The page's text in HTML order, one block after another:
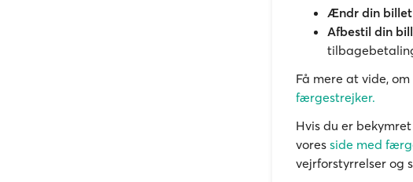
Ændr din billet
Afbestil din
Få mere at vide, om
færgestrejker.
Hvis du er
vores side med
vejrforstyrrelser og